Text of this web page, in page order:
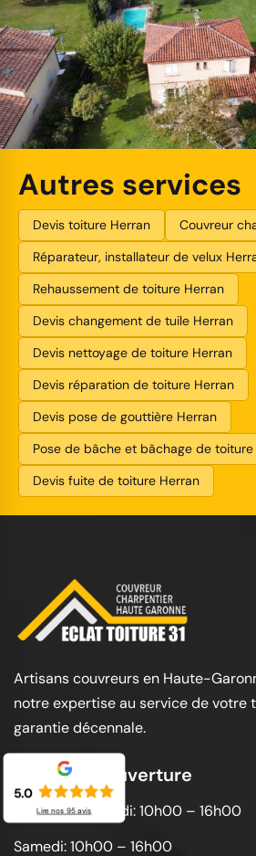
Autres services
Devis toiture Herran
Couvreur
Réparateur, installateur de velux
Rehaussement de toiture Herran
Devis changement de tuile Herran
Devis nettoyage de toiture Herran
Devis réparation de toiture Herran
Devis pose de gouttière Herran
Pose de bâche et bâchage de toiture
Devis fuite de toiture Herran
Artisans couvreurs en Haute-
notre expertise au service de votre
garantie décennale.
Horaires d'ouverture
Lundi au vendredi: 10h00 – 16h00
Samedi: 10h00 – 16h00
5.0
Lire nos 95avis